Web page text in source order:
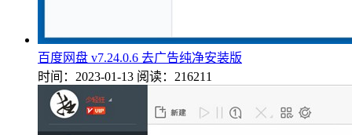
百度网盘 v7.24.0.6 去广告纯净安装版
时间：2023-01-13 阅读：216211